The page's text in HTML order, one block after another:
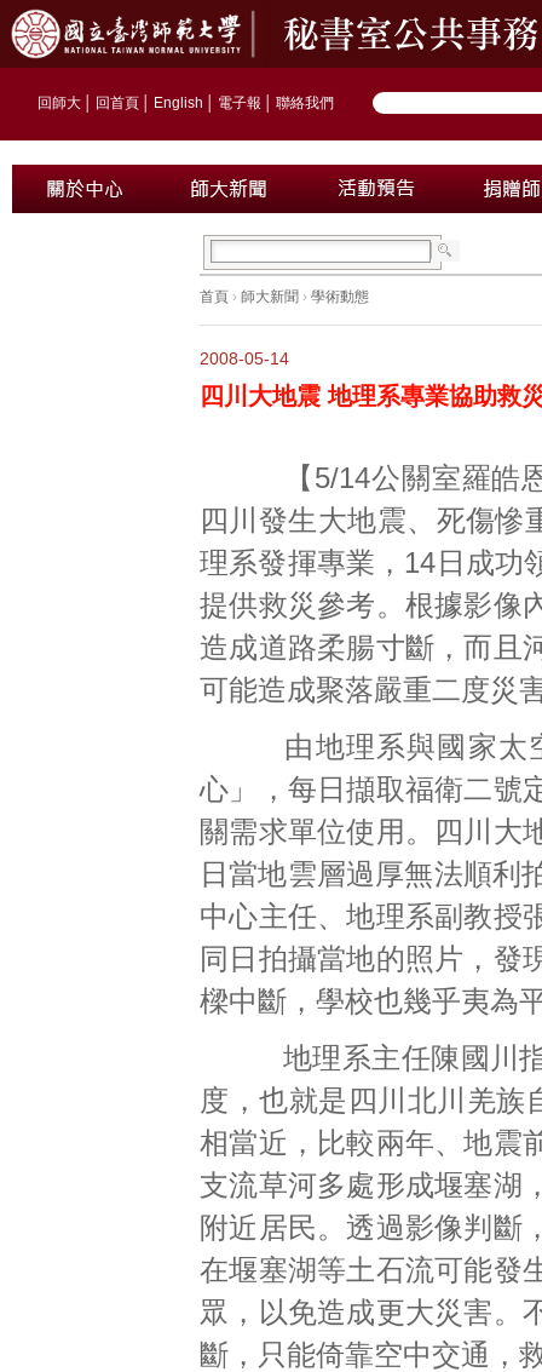
回師大 回首頁 English 電子報 聯絡我們
首頁 › 師大新聞 › 學術動態
2008-05-14
四川大地震 地理系專業協助救
【5/14公關室羅皓
四川發生大地震、死傷慘
理系發揮專業，14日成功
提供救災參考。根據影像
造成道路柔腸寸斷，而且
可能造成聚落嚴重二度災
由地理系與國家太空
心」，每日擷取福衛二號
關需求單位使用。四川大
日當地雲層過厚無法順利
中心主任、地理系副教授
同日拍攝當地的照片，發
樑中斷，學校也幾乎夷為
地理系主任陳國川指
度，也就是四川北川羌族
相當近，比較兩年、地震
支流草河多處形成堰塞湖
附近居民。透過影像判斷
在堰塞湖等土石流可能發
眾，以免造成更大災害。
斷，只能倚靠空中交通，